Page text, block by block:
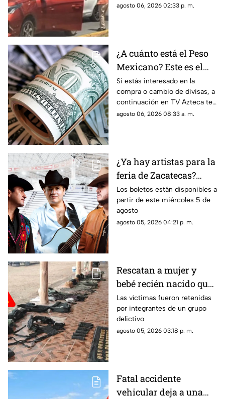
Zacatecas
agosto 06, 2026 02:33 p. m.
¿A cuánto está el Peso
Mexicano? Este es el
precio del dólar hoy
jueves 6 de agosto en
Zacatecas
Si estás interesado en la
compra o cambio de divisas, a
continuación en TV Azteca te
informamos cuál es el precio
agosto 06, 2026 08:33 a. m.
¿Ya hay artistas para la
feria de Zacatecas?
Confirman tres grandes
del regional mexicano
en el Lienzo Charro
Los boletos están disponibles a
partir de este miércoles 5 de
agosto
agosto 05, 2026 04:21 p. m.
Rescatan a mujer y
bebé recién nacido que
fueron privados de la
libertad en Valparaíso
Las víctimas fueron retenidas
por integrantes de un grupo
delictivo
agosto 05, 2026 03:18 p. m.
Fatal accidente
vehicular deja a una